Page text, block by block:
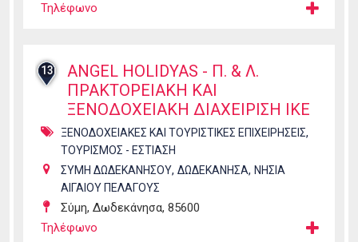
Τηλέφωνο
13
ANGEL HOLIDYAS - Π. & Λ.
ΠΡΑΚΤΟΡΕΙΑΚΗ ΚΑΙ
ΞΕΝΟΔΟΧΕΙΑΚΗ ΔΙΑΧΕΙΡΙΣΗ ΙΚΕ
ΞΕΝΟΔΟΧΕΙΑΚΕΣ ΚΑΙ ΤΟΥΡΙΣΤΙΚΕΣ ΕΠΙΧΕΙΡΗΣΕΙΣ,
ΤΟΥΡΙΣΜΟΣ - ΕΣΤΙΑΣΗ
ΣΥΜΗ ΔΩΔΕΚΑΝΗΣΟΥ, ΔΩΔΕΚΑΝΗΣΑ, ΝΗΣΙΑ
ΑΙΓΑΙΟΥ ΠΕΛΑΓΟΥΣ
Σύμη, Δωδεκάνησα, 85600
Τηλέφωνο